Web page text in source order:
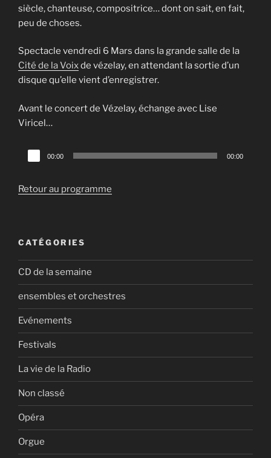
siècle, chanteuse, compositrice… dont on sait, en fait,
peu de choses.
Spectacle vendredi 6 Mars dans la grande salle de la
Cité de la Voixde vézelay, en attendant la sortie d’un
disque qu’elle vient d’enregistrer.
Avant le concert de Vézelay, échange avec Lise
Viricel…
Lecteur
audio
00:00 00:00
Retour au programme
CATÉGORIES
CD de la semaine
ensembles et orchestres
Evénements
Festivals
La vie de la Radio
Non classé
Opéra
Orgue